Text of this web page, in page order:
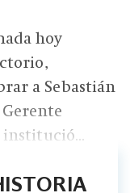
hoy
a Sebastián
institució...